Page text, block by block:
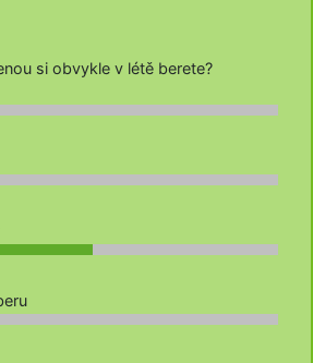
si obvykle v létě berete?